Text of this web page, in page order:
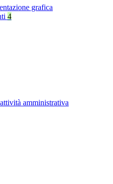
grafica
4
amministrativa